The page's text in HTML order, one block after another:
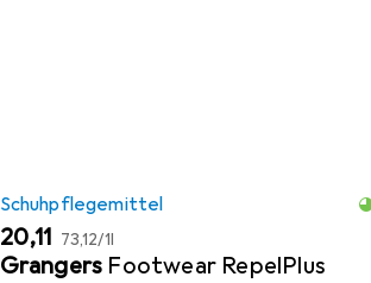
Schuhpflegemittel
EUR
20,11 EUR
73,12/1l
Grangers Footwear RepelPlus